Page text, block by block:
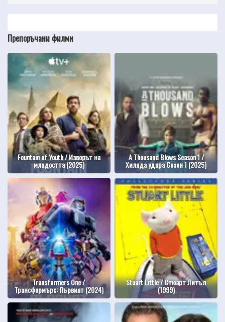
Препоръчани филми
Fountain of Youth / Изворът на
младостта (2025)
A Thousand Blows Season 1 /
Хиляда удара Сезон 1 (2025)
Transformers One /
Трансформърс: Първият (2024)
Stuart Little / Стюарт Литъл
(1999)